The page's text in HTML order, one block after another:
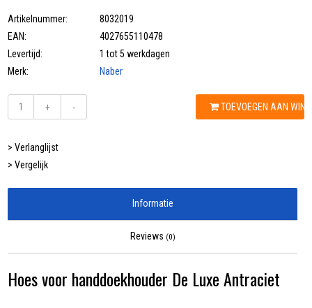
Artikelnummer:
8032019
EAN:
4027655110478
Levertijd:
1 tot 5 werkdagen
Merk:
Naber
+ - TOEVOEGEN AAN
> Verlanglijst
> Vergelijk
Informatie
Reviews (0)
Hoes voor handdoekhouder De Luxe Antraciet